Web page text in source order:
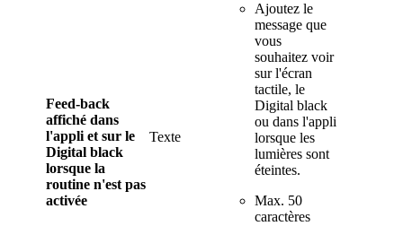
Feed-back
affiché dans
l'appli et sur le
Digital black
lorsque la
routine n'est pas
activée
Texte
Ajoutez le
message que
vous
souhaitez voir
sur l'écran
tactile, le
Digital black
ou dans l'appli
lorsque les
lumières sont
éteintes.
Max. 50
caractères